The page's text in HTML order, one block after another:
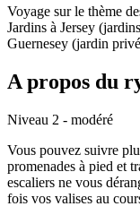
Voyage sur le thème
Jardins à Jersey
Guernesey (jardin
A propos du
Niveau 2 - modéré
Vous pouvez suivre
promenades à pied et
escaliers ne vous
fois vos valises au